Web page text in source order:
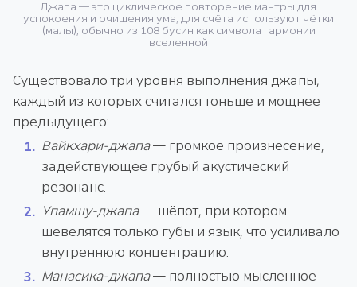
Джапа — это циклическое повторение мантры для
успокоения и очищения ума; для счёта используют чётки
(малы), обычно из 108 бусин как символа гармонии
вселенной
Существовало три уровня выполнения джапы,
каждый из которых считался тоньше и мощнее
предыдущего:
Вайкхари-джапа— громкое произнесение,
задействующее грубый акустический
резонанс.
Упамшу-джапа— шёпот, при котором
шевелятся только губы и язык, что усиливало
внутреннюю концентрацию.
Манасика-джапа— полностью мысленное